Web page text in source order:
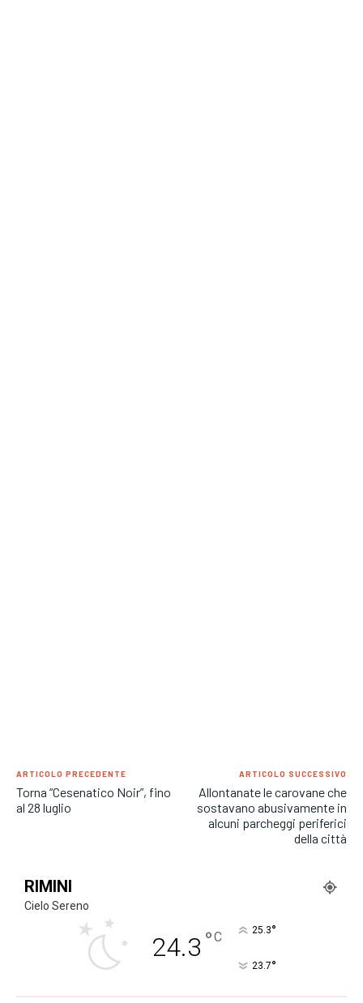
ARTICOLO PRECEDENTE
Torna “Cesenatico Noir”, fino
al 28 luglio
ARTICOLO SUCCESSIVO
Allontanate le carovane che
sostavano abusivamente in
alcuni parcheggi periferici
della città
RIMINI
Cielo Sereno
24.3 °C 25.3°
23.7°